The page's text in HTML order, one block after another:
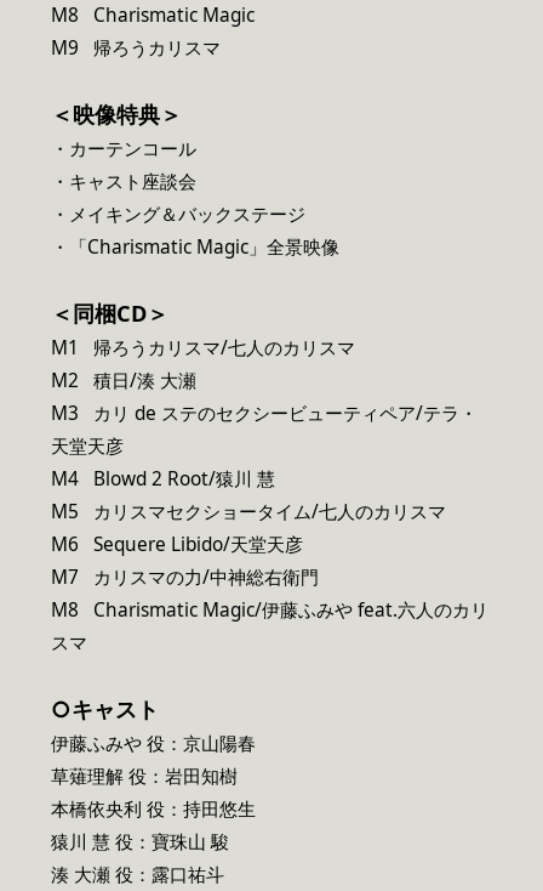
M8 Charismatic Magic
M9 帰ろうカリスマ
＜映像特典＞
・カーテンコール
・キャスト座談会
・メイキング＆バックステージ
・「Charismatic Magic」全景映像
＜同梱CD＞
M1 帰ろうカリスマ/七人のカリスマ
M2 積日/湊 大瀬
M3 カリ de ステのセクシービューティペア/テラ・
天堂天彦
M4 Blowd 2 Root/猿川 慧
M5 カリスマセクショータイム/七人のカリスマ
M6 Sequere Libido/天堂天彦
M7 カリスマの力/中神総右衛門
M8 Charismatic Magic/伊藤ふみや feat.六人のカリ
スマ
○キャスト
伊藤ふみや 役：京山陽春
草薙理解 役：岩田知樹
本橋依央利 役：持田悠生
猿川 慧 役：寶珠山 駿
湊 大瀬 役：露口祐斗